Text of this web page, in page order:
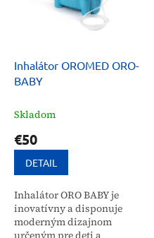
Inhalátor OROMED ORO-
BABY
Skladom
€50
DETAIL
Inhalátor ORO BABY je
inovatívny a disponuje
moderným dizajnom
určeným pre deti a